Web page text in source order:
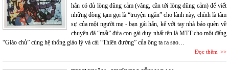
hắn có đủ lòng dũng cảm (vâng, cần tới lòng dũng cảm) để viết
những dòng tạm gọi là “truyện ngắn” cho lành này, chính là tâm
sự của một người mẹ - bạn gái hắn, kể với tay nhà báo quèn về
chuyện đã “mất” đứa con gái duy nhất tên là MTT cho một đấng
“Giáo chủ” cùng hệ thống giáo lý và cái “Thiên đường” của ông ta ra sao…
Đọc thêm